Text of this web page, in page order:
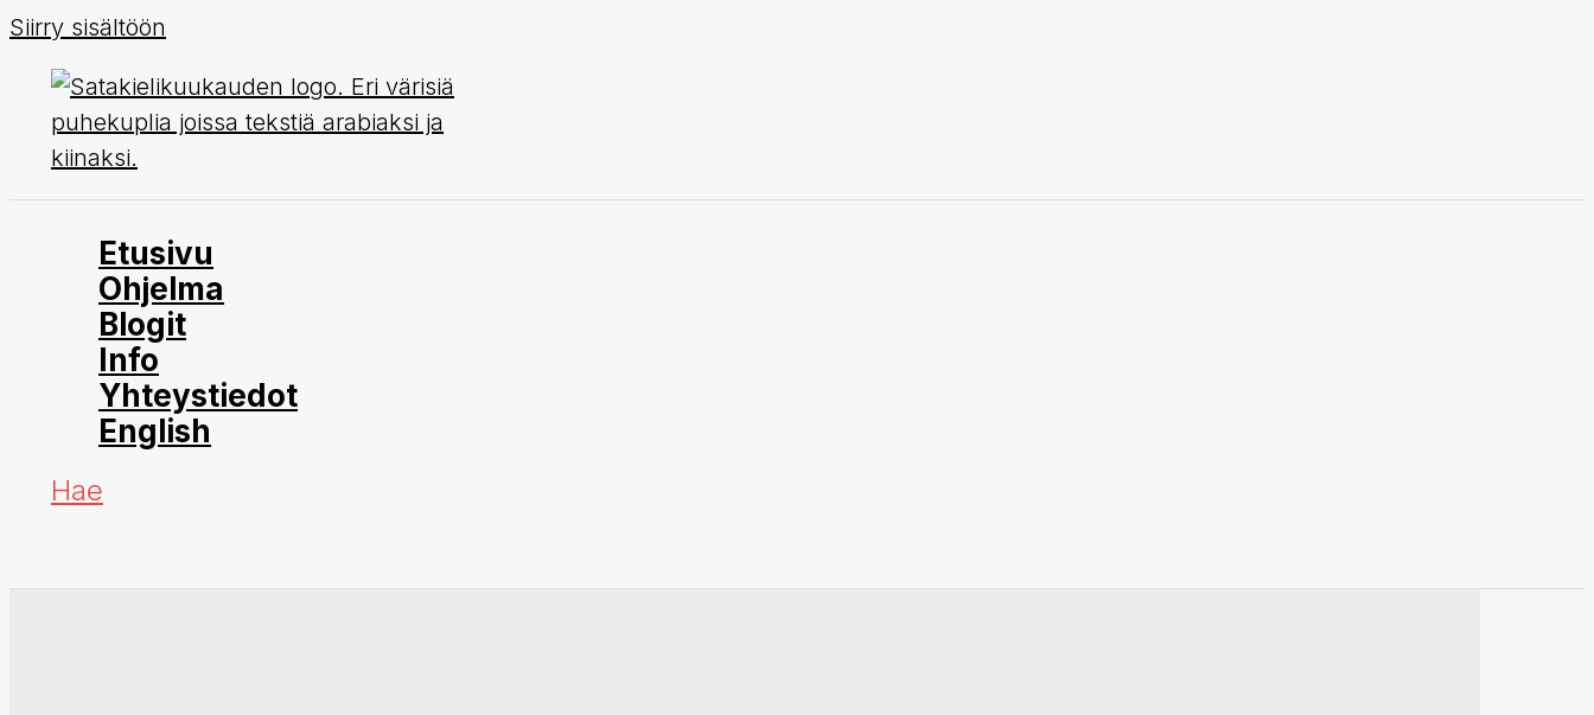
Siirry sisältöön
Etusivu
Ohjelma
Blogit
Info
Yhteystiedot
English
Hae